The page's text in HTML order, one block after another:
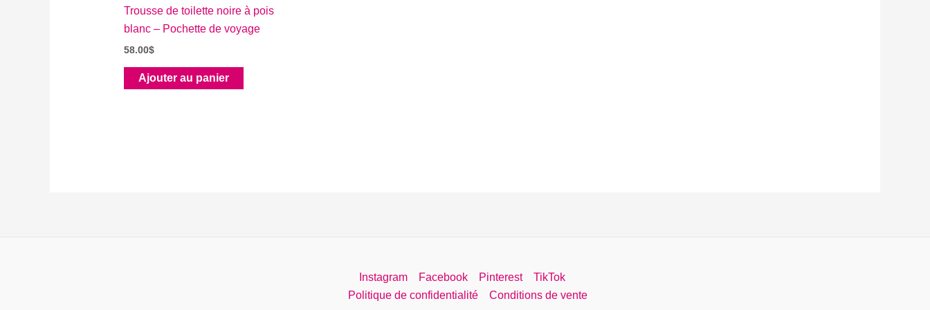
Trousse de toilette noire à pois
blanc – Pochette de voyage
58.00$
Ajouter au panier
Instagram Facebook Pinterest
TikTok
Politique de confidentialité
Conditions de vente